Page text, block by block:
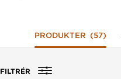
fag,
forfatter
isbn
PRODUKTER (57)
FILTRÉR